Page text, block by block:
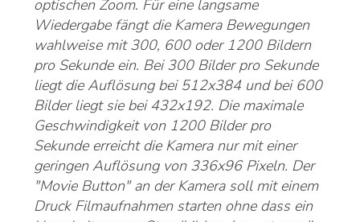
optischen Zoom. Für eine langsame
Wiedergabe fängt die Kamera Bewegungen
wahlweise mit 300, 600 oder 1200 Bildern
pro Sekunde ein. Bei 300 Bilder pro Sekunde
liegt die Auflösung bei 512x384 und bei 600
Bilder liegt sie bei 432x192. Die maximale
Geschwindigkeit von 1200 Bilder pro
Sekunde erreicht die Kamera nur mit einer
geringen Auflösung von 336x96 Pixeln. Der
"Movie Button" an der Kamera soll mit einem
Druck Filmaufnahmen starten ohne dass ein